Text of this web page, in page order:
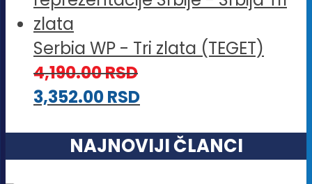
Serbia WP - Tri zlata (TEGET)
4,190.00RSD
3,352.00RSD
NAJNOVIJI ČLANCI